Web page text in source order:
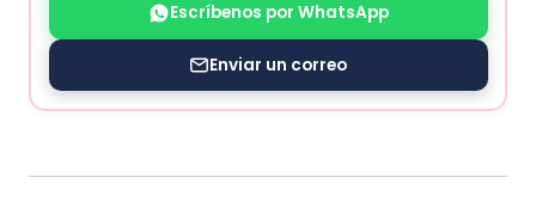
Escríbenos por WhatsApp
Enviar un correo